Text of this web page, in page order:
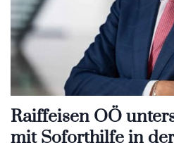
Raiffeisen OÖ
mit Soforthilfe in